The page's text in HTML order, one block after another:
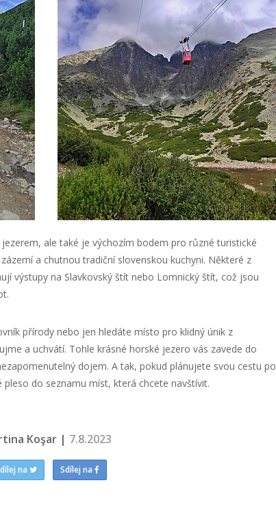
ale také je výchozím bodem pro různé turistické
a chutnou tradiční slovenskou kuchyni. Některé z
výstupy na Slavkovský štít nebo Lomnický štít, což jsou
přírody nebo jen hledáte místo pro klidný únik z
a uchvátí. Tohle krásné horské jezero vás zavede do
dojem. A tak, pokud plánujete svou cestu po
do seznamu míst, která chcete navštívit.
Koşar | 7.8.2023
na Sdílej na